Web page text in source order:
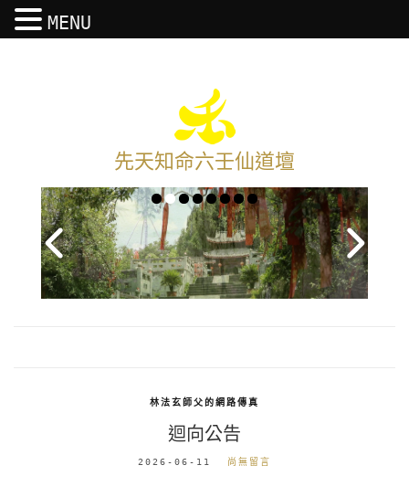
先天知命六壬仙道壇
林法玄師父的網路傳真
迴向公告
2026-06-11 尚無留言
MENU